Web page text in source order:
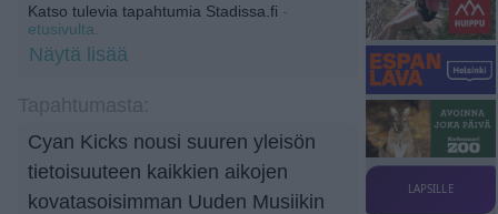
Katso tulevia tapahtumia Stadissa.fi -
etusivulta.
Näytä lisää
Cyan Kicks nousi suuren yleisön
tietoisuuteen kaikkien aikojen
kovatasoisimman Uuden Musiikin
LAPSILLE